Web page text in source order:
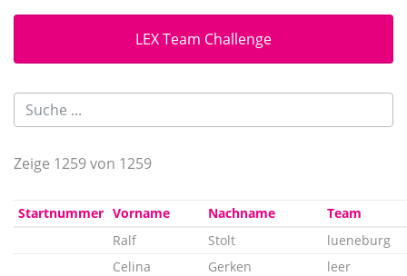
LEX Team Challenge
Zeige 1259 von 1259
Startnummer Vorname Nachname
Team
Ralf
Stolt
lueneburg
Celina
Gerken
leer